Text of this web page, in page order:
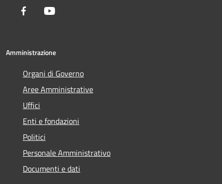
Facebook
Amministrazione
Organi di Governo
Aree Amministrative
Uffici
Enti e fondazioni
Politici
Personale Amministrativo
Documenti e dati